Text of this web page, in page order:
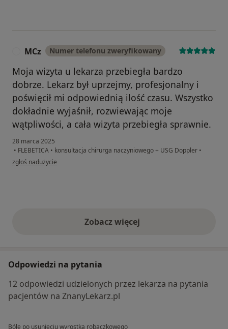
MCz Numer telefonu zweryfikowany
Moja wizyta u lekarza przebiegła bardzo
dobrze. Lekarz był uprzejmy, profesjonalny i
poświęcił mi odpowiednią ilość czasu. Wszystko
dokładnie wyjaśnił, rozwiewając moje
wątpliwości, a cała wizyta przebiegła sprawnie.
28 marca 2025
• FLEBETICA • konsultacja chirurga naczyniowego + USG Doppler •
w opinii użytkownika MCz
zgłoś nadużycie
Zobacz więcejopinie powyżej
Odpowiedzi na pytania
12 odpowiedzi udzielonych przez lekarza na pytania
pacjentów na ZnanyLekarz.pl
Bóle po usunięciu wyrostka robaczkowego